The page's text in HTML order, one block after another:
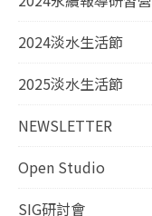
2024淡水生活節
2025淡水生活節
NEWSLETTER
Open Studio
SIG研討會